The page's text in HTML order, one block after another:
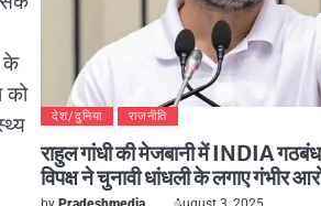
के
को
देश/दुनिया राजनीति
राहुल गांधी की मेजबानी में INDIA
विपक्ष ने चुनावी धांधली के लगाए गंभीर